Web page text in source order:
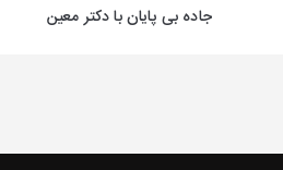
جاده بی پایان با دکتر معین